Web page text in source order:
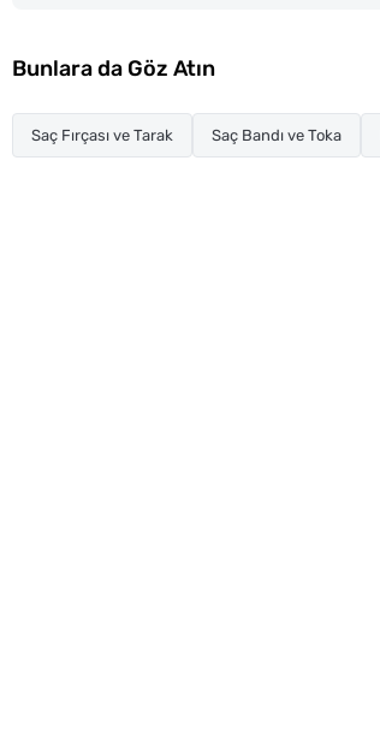
Bunlara da Göz Atın
Saç Fırçası ve Tarak Saç Bandı ve Toka